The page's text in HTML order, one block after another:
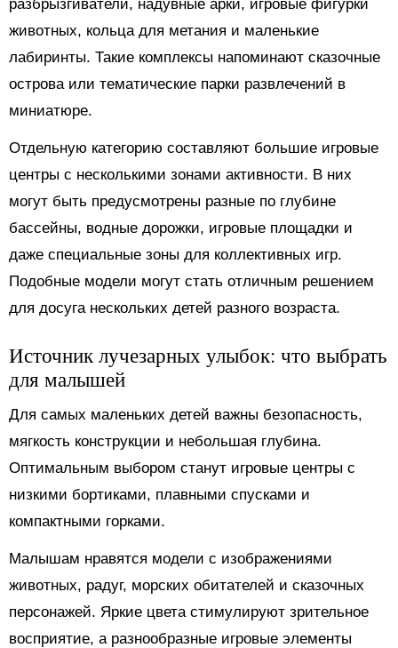
разбрызгиватели, надувные арки, игровые фигурки
животных, кольца для метания и маленькие
лабиринты. Такие комплексы напоминают сказочные
острова или тематические парки развлечений в
миниатюре.
Отдельную категорию составляют большие игровые
центры с несколькими зонами активности. В них
могут быть предусмотрены разные по глубине
бассейны, водные дорожки, игровые площадки и
даже специальные зоны для коллективных игр.
Подобные модели могут стать отличным решением
для досуга нескольких детей разного возраста.
Источник лучезарных улыбок: что выбрать
для малышей
Для самых маленьких детей важны безопасность,
мягкость конструкции и небольшая глубина.
Оптимальным выбором станут игровые центры с
низкими бортиками, плавными спусками и
компактными горками.
Малышам нравятся модели с изображениями
животных, радуг, морских обитателей и сказочных
персонажей. Яркие цвета стимулируют зрительное
восприятие, а разнообразные игровые элементы